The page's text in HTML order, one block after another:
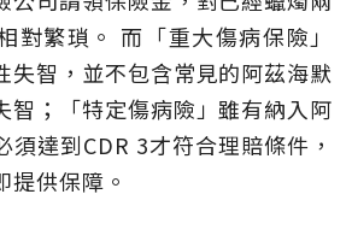
對繁瑣。 而「重大傷病保險」
失智，並不包含常見的阿茲海默
智；「特定傷病險」雖有納入阿
須達到CDR 3才符合理賠條件，
提供保障。